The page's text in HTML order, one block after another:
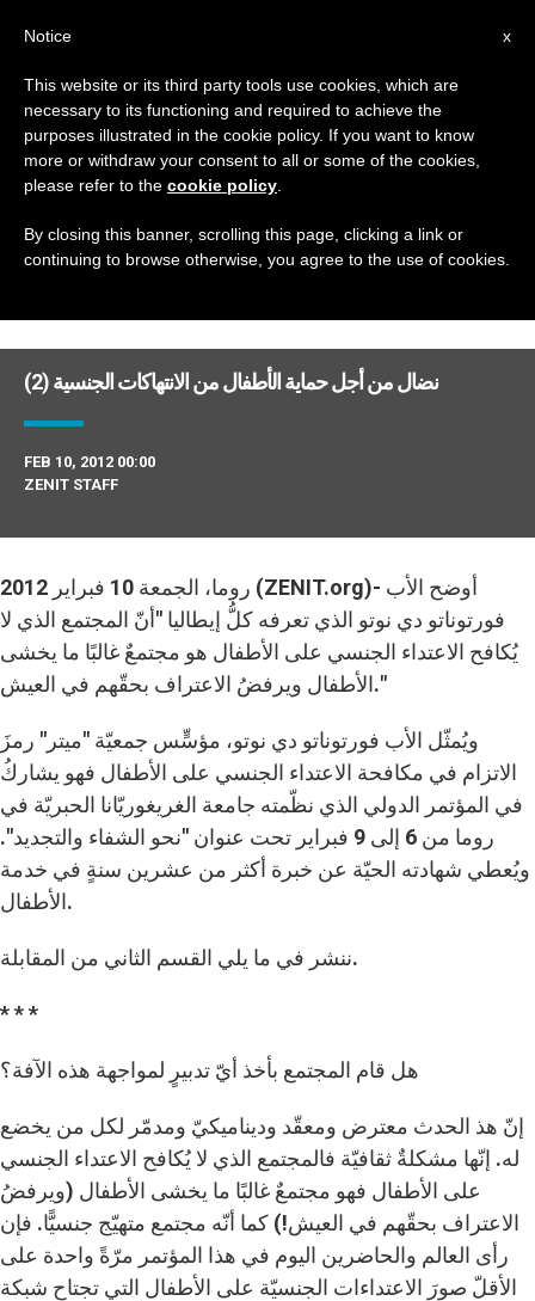
DAY
February 10th, 2012
DERNIÈRES NOUVELLES
نضال من أجل حماية الأطفال من الانتهاكات الجنسية (2)
FEB 10, 2012 00:00
ZENIT STAFF
روما، الجمعة 10 فبراير 2012 (ZENIT.org)- أوضح الأب
فورتوناتو دي نوتو الذي تعرفه كلُّ إيطاليا "أنّ المجتمع الذي لا
يُكافح الاعتداء الجنسي على الأطفال هو مجتمعٌ غالبًا ما يخشى
الأطفال ويرفضُ الاعتراف بحقّهم في العيش."
ويُمثّل الأب فورتوناتو دي نوتو، مؤسٍّس جمعيّة "ميتر" رمزَ
الاتزام في مكافحة الاعتداء الجنسي على الأطفال فهو يشاركُ
في المؤتمر الدولي الذي نظّمته جامعة الغريغوريّانا الحبريّة في
روما من 6 إلى 9 فبراير تحت عنوان "نحو الشفاء والتجديد".
ويُعطي شهادته الحيّة عن خبرة أكثر من عشرين سنةٍ في خدمة
الأطفال.
ننشر في ما يلي القسم الثاني من المقابلة.
* * *
هل قام المجتمع بأخذ أيّ تدبيرٍ لمواجهة هذه الآفة؟
إنّ هذ الحدث معترض ومعقّد وديناميكيّ ومدمّر لكل من يخضع
له. إنّها مشكلةٌ ثقافيّة فالمجتمع الذي لا يُكافح الاعتداء الجنسي
على الأطفال فهو مجتمعٌ غالبًا ما يخشى الأطفال (ويرفضُ
الاعتراف بحقّهم في العيش!) كما أنّه مجتمع متهيّج جنسيًّا. فإن
رأى العالم والحاضرين اليوم في هذا المؤتمر مرّةً واحدة على
الأقلّ صورَ الاعتداءات الجنسيّة على الأطفال التي تجتاح شبكة
x
Notice
This website or its third party tools use cookies, which are
necessary to its functioning and required to achieve the
purposes illustrated in the cookie policy. If you want to know
more or withdraw your consent to all or some of the cookies,
please refer to the cookie policy
By closing this banner, scrolling this page, clicking a link or
continuing to browse otherwise, you agree to the use of cookies.